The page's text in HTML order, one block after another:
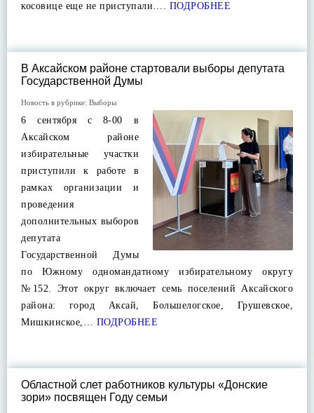
косовице еще не приступали…. ПОДРОБНЕЕ
В Аксайском районе стартовали выборы депутата
Государственной Думы
Новость в рубрике: Выборы
6 сентября с 8-00 в
Аксайском районе
избирательные участки
приступили к работе в
рамках организации и
проведения
дополнительных выборов
депутата
Государственной Думы
по Южному одномандатному избирательному округу
№152. Этот округ включает семь поселений Аксайского
района: город Аксай, Большелогское, Грушевское,
Мишкинское,… ПОДРОБНЕЕ
Областной слет работников культуры «Донские
зори» посвящен Году семьи